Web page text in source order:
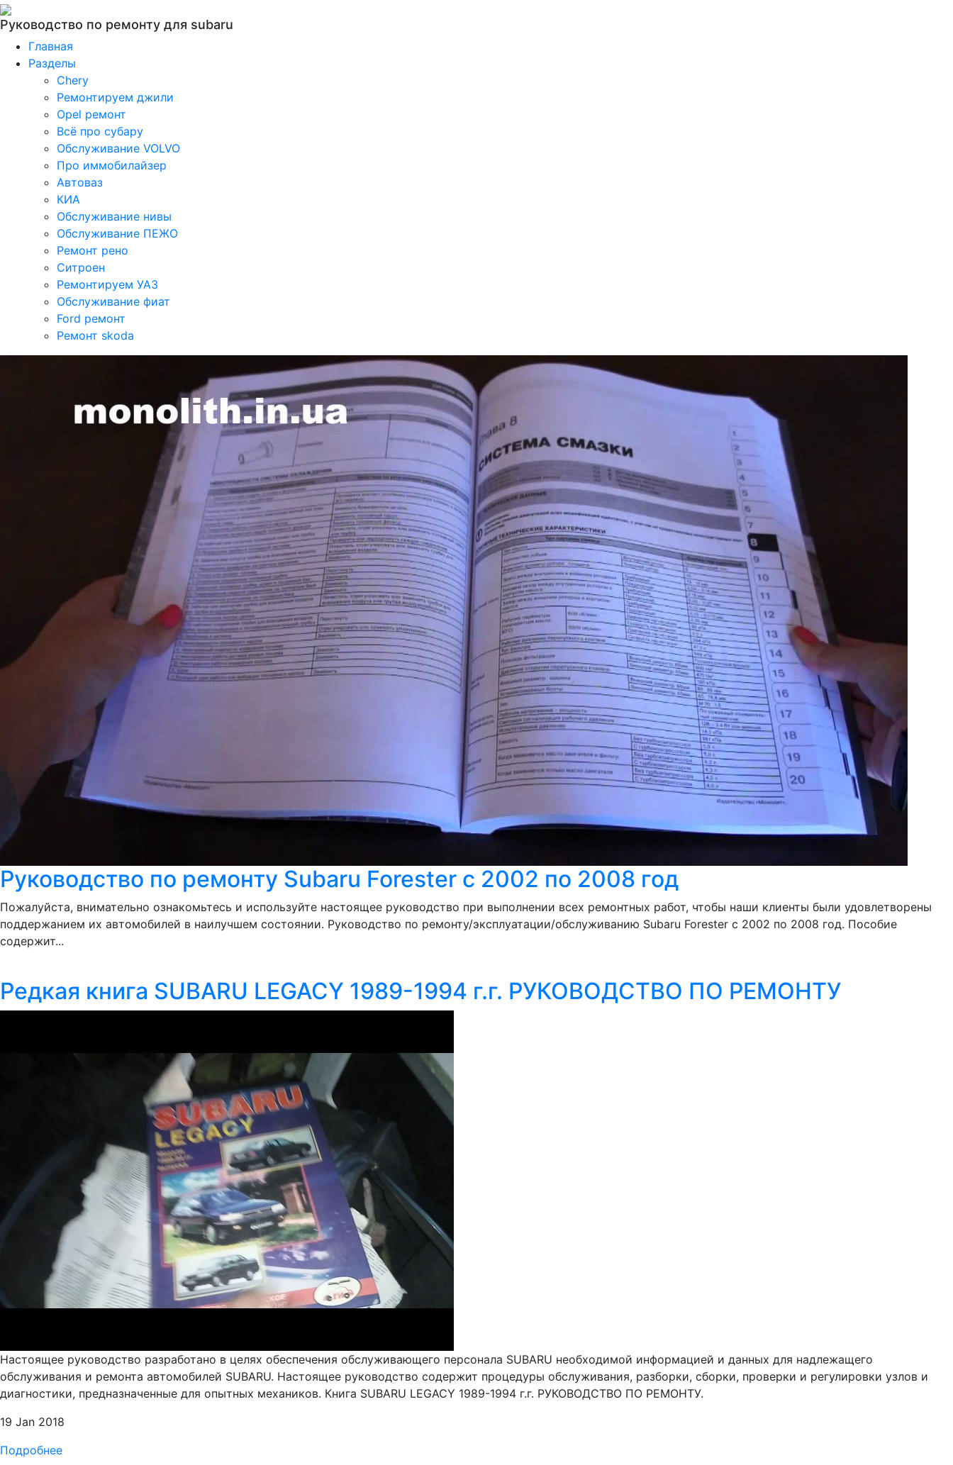
Руководство по ремонту для subaru
Главная
Разделы
Chery
Ремонтируем джили
Opel ремонт
Всё про субару
Обслуживание VOLVO
Про иммобилайзер
Автоваз
КИА
Обслуживание нивы
Обслуживание ПЕЖО
Ремонт рено
Ситроен
Ремонтируем УАЗ
Обслуживание фиат
Ford ремонт
Ремонт skoda
Руководство по ремонту Subaru Forester с 2002 по 2008 год
Пожалуйста, внимательно ознакомьтесь и используйте настоящее руководство при выполнении всех ремонтных работ, чтобы наши клиенты были удовлетворены
поддержанием их автомобилей в наилучшем состоянии. Руководство по ремонту/эксплуатации/обслуживанию Subaru Forester с 2002 по 2008 год. Пособие
содержит...
Редкая книга SUBARU LEGACY 1989-1994 г.г. РУКОВОДСТВО ПО РЕМОНТУ
Настоящее руководство разработано в целях обеспечения обслуживающего персонала SUBARU необходимой информацией и данных для надлежащего
обслуживания и ремонта автомобилей SUBARU. Настоящее руководство содержит процедуры обслуживания, разборки, сборки, проверки и регулировки узлов и
диагностики, предназначенные для опытных механиков. Книга SUBARU LEGACY 1989-1994 г.г. РУКОВОДСТВО ПО РЕМОНТУ.
19 Jan 2018
Подробнее